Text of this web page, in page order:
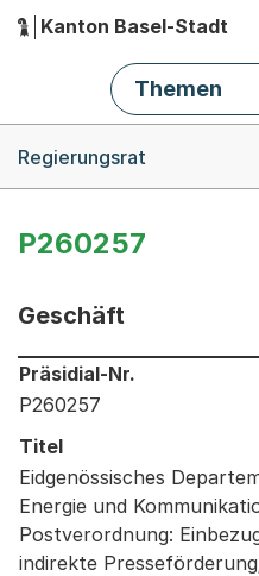
Hauptnavigation
Kanton Basel-Stadt
Themen
Regierungsrat
P260257
Geschäft
Informationen zum
Präsidial-Nr.
P260257
Titel
Eidgenössisches
Energie und
Postverordnung:
indirekte